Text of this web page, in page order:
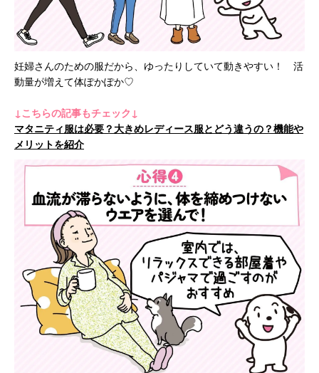
妊婦さんのための服だから、ゆったりしていて動きやすい！ 活
動量が増えて体ぽかぽか♡
↓こちらの記事もチェック↓
マタニティ服は必要？大きめレディース服とどう違うの？機能や
メリットを紹介